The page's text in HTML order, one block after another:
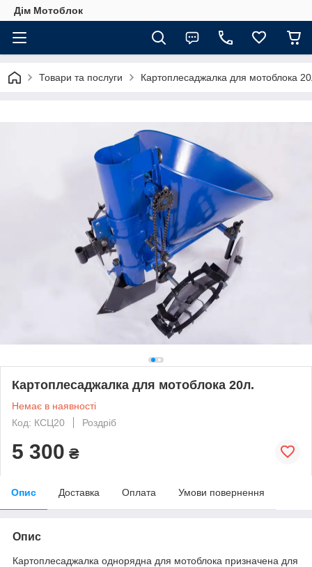
Дім Мотоблок
Товари та послуги Картоплесаджалка для мотоблока
Картоплесаджалка для мотоблока 20л.
Немає в наявності
Код: КСЦ20
Роздріб
5 300 ₴
Опис Доставка Оплата Умови повернення
Опис
Картоплесаджалка однорядна для мотоблока призначена для